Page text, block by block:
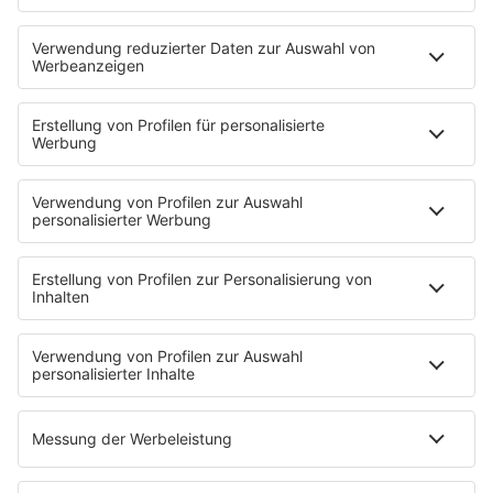
entsteht
Die IHK Reutlingen baut ein neues Netzwerk für
humanoide Robotik in der Region auf. Ziel ist es,
Unternehmen, Forschung und Start-ups enger zu
verbinden und Innovationen sichtbarer zu machen. …